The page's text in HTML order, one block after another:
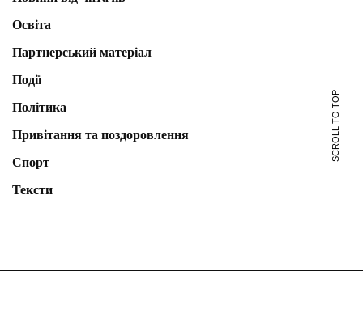
Освіта
Партнерський матеріал
Події
Політика
Привітання та поздоровлення
Спорт
Тексти
SCROLL TO TOP